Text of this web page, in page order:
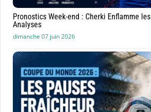
Pronostics Week-end : Cherki Enflamme
Analyses
dimanche 07 juin 2026